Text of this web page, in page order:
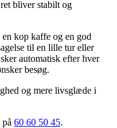
bliver stabilt og
kop kaffe og en god
til en lille tur eller
automatisk efter hver
besøg.
og mere livsglæde i
60 60 50 45.